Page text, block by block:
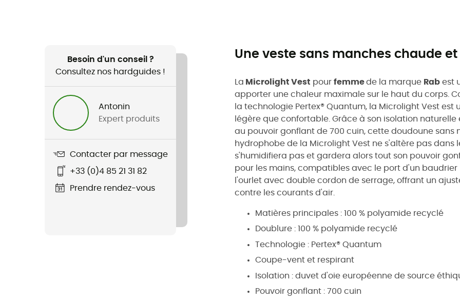
Besoin d'un conseil ?
Consultez nos hardguides !
Antonin
Expert produits
Contacter par message
+33 (0)4 85 21 31 82
Prendre rendez-vous
Une veste sans manches chaude
La Microlight Vest pour femmede la marque Rab est
apporter une chaleur maximale sur le haut du corps.
la technologie Pertex® Quantum, la Microlight Vest
légère que confortable. Grâce à son isolation
au pouvoir gonflant de 700 cuin, cette doudoune
hydrophobe de la Microlight Vest ne s'altère pas dans
s'humidifiera pas et gardera alors tout son pouvoir
pour les mains, compatibles avec le port d'un
l'ourlet avec double cordon de serrage, offrant un
contre les courants d'air.
Matières principales : 100 % polyamide recyclé
Doublure : 100 % polyamide recyclé
Technologie : Pertex® Quantum
Coupe-vent et respirant
Isolation : duvet d'oie européenne de source
Pouvoir gonflant : 700 cuin